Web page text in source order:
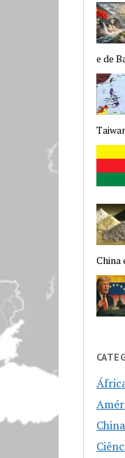
e de
China
China